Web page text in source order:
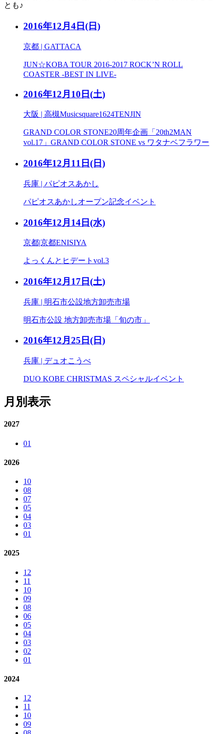
とも♪
2016年12月4日(日)
京都 | GATTACA
JUN☆KOBA TOUR 2016-2017 ROCK’N ROLL
COASTER -BEST IN LIVE-
2016年12月10日(土)
大阪 | 高槻Musicsquare1624TENJIN
GRAND COLOR STONE20周年企画「20th2MAN
vol.17」GRAND COLOR STONE vs ワタナベフラワー
2016年12月11日(日)
兵庫 | パピオスあかし
パピオスあかしオープン記念イベント
2016年12月14日(水)
京都|京都ENISIYA
よっくんとヒデートvol.3
2016年12月17日(土)
兵庫 | 明石市公設地方卸売市場
明石市公設 地方卸売市場「旬の市」
2016年12月25日(日)
兵庫 | デュオこうべ
DUO KOBE CHRISTMAS スペシャルイベント
月別表示
2027
01
2026
10
08
07
05
04
03
01
2025
12
11
10
09
08
06
05
04
03
02
01
2024
12
11
10
09